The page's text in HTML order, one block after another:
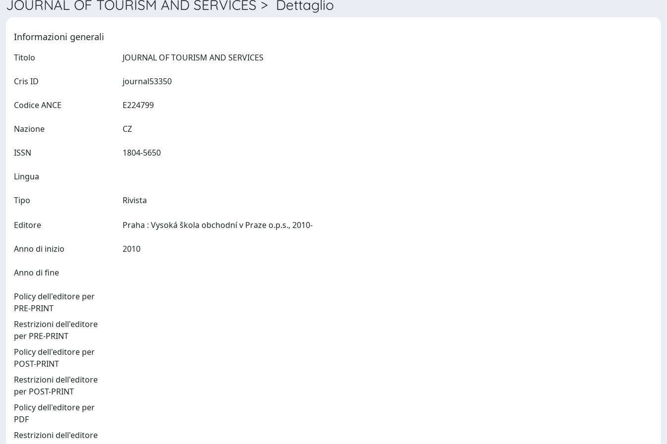
JOURNAL OF TOURISM AND SERVICES > Dettaglio
Informazioni generali
Titolo
Cris ID
Codice ANCE
Nazione
ISSN
Lingua
Tipo Rivista
Editore
Anno di inizio
Anno di fine
Policy dell'editore per
PRE-PRINT
Restrizioni dell'editore
per PRE-PRINT
Policy dell'editore per
POST-PRINT
Restrizioni dell'editore
per POST-PRINT
Policy dell'editore per
PDF
Restrizioni dell'editore